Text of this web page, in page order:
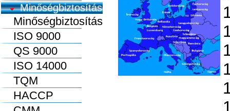
Minőségbiztosítás
Minőségbiztosítás
ISO 9000
QS 9000
ISO 14000
TQM
HACCP